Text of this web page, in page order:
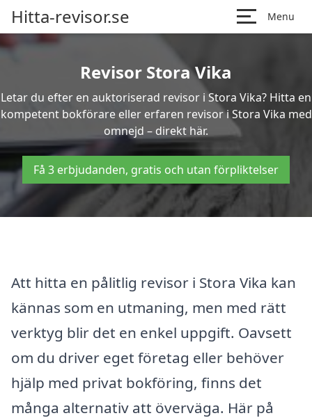
Hitta-revisor.se Menu
Revisor Stora Vika
Letar du efter en auktoriserad revisor i Stora Vika? Hitta en
kompetent bokförare eller erfaren revisor i Stora Vika med
omnejd – direkt här.
Få 3 erbjudanden, gratis och utan förpliktelser
Att hitta en pålitlig revisor i Stora Vika kan
kännas som en utmaning, men med rätt
verktyg blir det en enkel uppgift. Oavsett
om du driver eget företag eller behöver
hjälp med privat bokföring, finns det
många alternativ att överväga. Här på